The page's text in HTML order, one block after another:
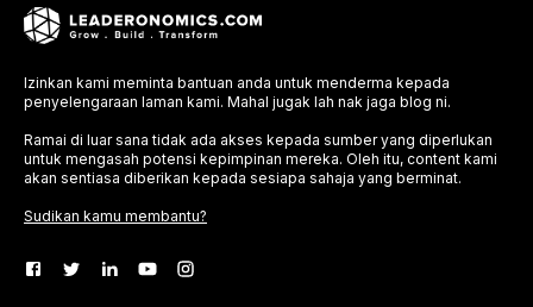
Izinkan kami meminta bantuan anda untuk menderma kepada
penyelengaraan laman kami. Mahal jugak lah nak jaga blog ni.
Ramai di luar sana tidak ada akses kepada sumber yang diperlukan
untuk mengasah potensi kepimpinan mereka. Oleh itu, content kami
akan sentiasa diberikan kepada sesiapa sahaja yang berminat.
Sudikan kamu membantu?